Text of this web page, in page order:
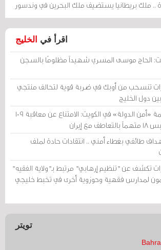
.. ملك بريطانيا يستضيف ملك البحرين في وندسور
اقرأ في الخليج
الحاج موسى المسري شهيداً مظلومًا بالسجن
تنسحب من أوبك في ضربة قوية لتحالف منتجي
دول الخليج
محكمة «أمن الدولة» في الكويت: الامتناع عن معاقبة 109
طائفي بغطاء أمني .. انتقادات حادة لملف
تكشف عن "تنظيم إرهابي" مرتبط بـ"ولاية الفقيه"
لمدارس فقهية وحوزوية أخرى في تخبط خليجي
تويتر